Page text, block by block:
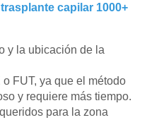
capilar 1000+
y la ubicación de la
FUT, ya que el método
y requiere más tiempo.
para la zona